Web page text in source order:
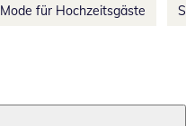
Mode für Hochzeitsgäste